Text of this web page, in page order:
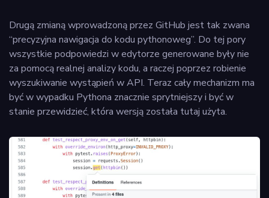
Drugą zmianą wprowadzoną przez GitHub jest tak zwana
“precyzyjna nawigacja do kodu pythonoweg”. Do tej pory
wszystkie podpowiedzi w edytorze generowane były nie
za pomocą realnej analizy kodu, a raczej poprzez robienie
wyszukiwanie wystąpień w API. Teraz cały mechanizm ma
być w wypadku Pythona znacznie sprytniejszy i być w
stanie przewidzieć, która wersją została tutaj użyta.